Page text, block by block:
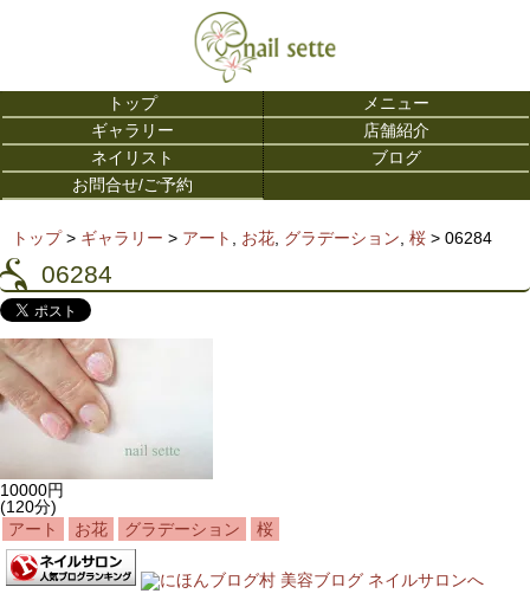
トップ
メニュー
ギャラリー
店舗紹介
ネイリスト
ブログ
お問合せ/ご予約
トップ> ギャラリー > アート , お花, グラデーション, 桜 > 06284
06284
10000円
(120分)
アート
お花 グラデーション 桜